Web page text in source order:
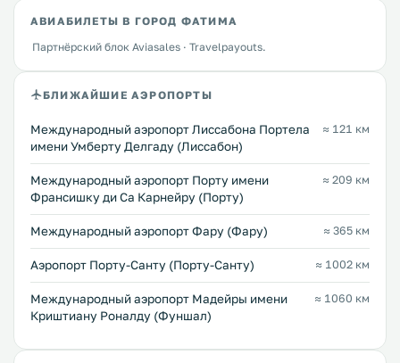
АВИАБИЛЕТЫ В ГОРОД ФАТИМА
Партнёрский блок Aviasales · Travelpayouts.
БЛИЖАЙШИЕ АЭРОПОРТЫ
Международный аэропорт Лиссабона Портела
имени Умберту Делгаду (Лиссабон)
≈ 121 км
Международный аэропорт Порту имени
Франсишку ди Са Карнейру (Порту)
≈ 209 км
Международный аэропорт Фару (Фару) ≈ 365 км
Аэропорт Порту-Санту (Порту-Санту) ≈ 1002 км
Международный аэропорт Мадейры имени
Криштиану Роналду (Фуншал)
≈ 1060 км